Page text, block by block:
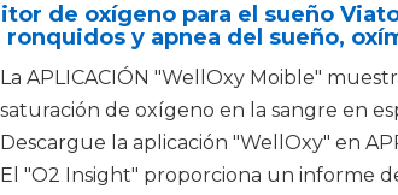
de oxígeno para el sueño
ronquidos y apnea del sueño,
La APLICACIÓN "WellOxy Moible"
saturación de oxígeno en la sangre en
Descargue la aplicación "WellOxy" en
El "O2 Insight" proporciona un informe